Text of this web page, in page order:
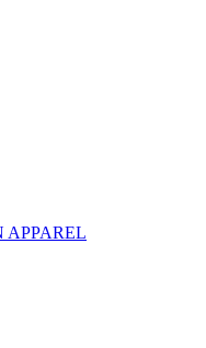
APPAREL